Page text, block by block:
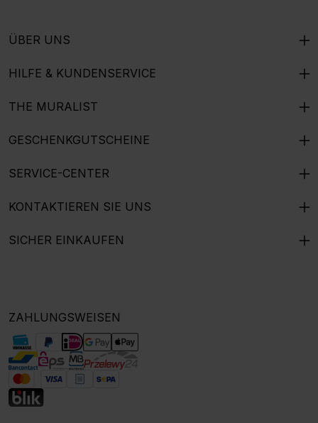
ÜBER UNS
HILFE & KUNDENSERVICE
THE MURALIST
GESCHENKGUTSCHEINE
SERVICE-CENTER
KONTAKTIEREN SIE UNS
SICHER EINKAUFEN
ZAHLUNGSWEISEN